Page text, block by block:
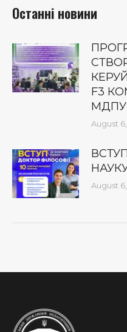
Останні новини
F3
August
August